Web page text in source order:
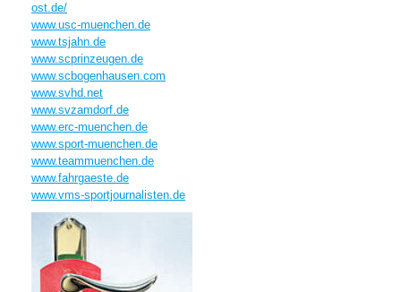
ost.de/
www.usc-muenchen.de
www.tsjahn.de
www.scprinzeugen.de
www.scbogenhausen.com
www.svhd.net
www.svzamdorf.de
www.erc-muenchen.de
www.sport-muenchen.de
www.teammuenchen.de
www.fahrgaeste.de
www.vms-sportjournalisten.de